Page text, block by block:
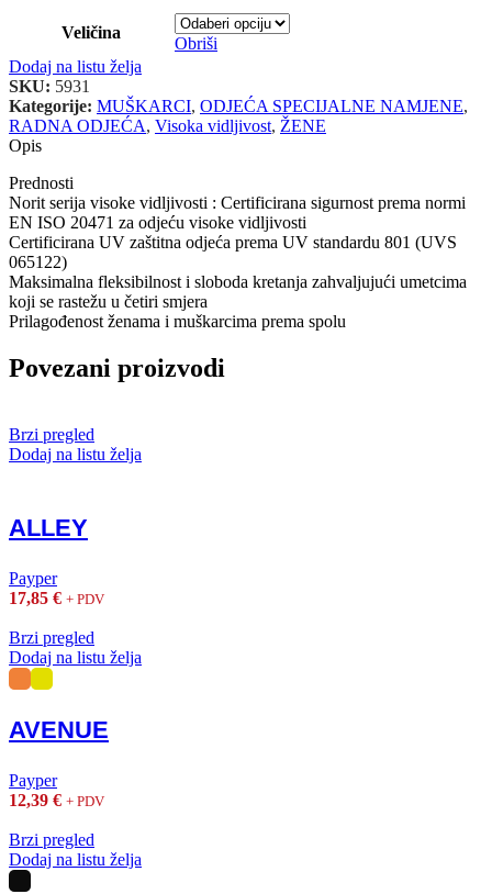
Veličina
Obriši
Dodaj na listu želja
SKU: 5931
Kategorije: MUŠKARCI, ODJEĆA SPECIJALNE NAMJENE,
RADNA ODJEĆA, Visoka vidljivost, ŽENE
Opis
Prednosti
Norit serija visoke vidljivosti : Certificirana sigurnost prema normi
EN ISO 20471 za odjeću visoke vidljivosti
Certificirana UV zaštitna odjeća prema UV standardu 801 (UVS
065122)
Maksimalna fleksibilnost i sloboda kretanja zahvaljujući umetcima
koji se rastežu u četiri smjera
Prilagođenost ženama i muškarcima prema spolu
Povezani proizvodi
Brzi pregled
Dodaj na listu želja
ALLEY
Payper
17,85 € + PDV
Brzi pregled
Dodaj na listu želja
AVENUE
Payper
12,39 € + PDV
Brzi pregled
Dodaj na listu želja